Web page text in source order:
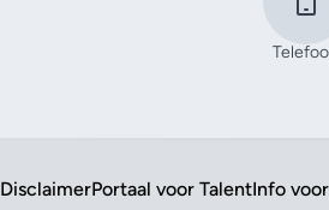
DisclaimerPortaal voor TalentInfo